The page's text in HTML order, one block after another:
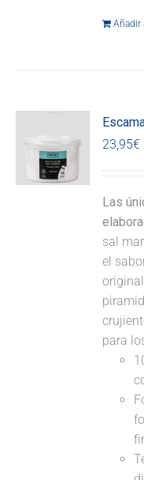
Añadir
23,95€
Las
sal
el
para